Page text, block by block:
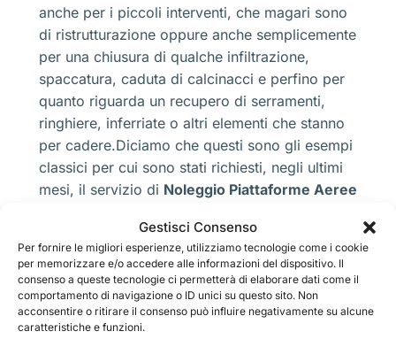
Gestisci Consenso
Per fornire le migliori esperienze, utilizziamo tecnologie come i cookie
per memorizzare e/o accedere alle informazioni del dispositivo. Il
consenso a queste tecnologie ci permetterà di elaborare dati come il
comportamento di navigazione o ID unici su questo sito. Non
acconsentire o ritirare il consenso può influire negativamente su alcune
caratteristiche e funzioni.
anche per i piccoli interventi, che magari sono
di ristrutturazione oppure anche semplicemente
per una chiusura di qualche infiltrazione,
spaccatura, caduta di calcinacci e perfino per
quanto riguarda un recupero di serramenti,
ringhiere, inferriate o altri elementi che stanno
per cadere.Diciamo che questi sono gli esempi
classici per cui sono stati richiesti, negli ultimi
mesi, il servizio di Noleggio Piattaforme Aeree
Noleggio Piattaforme Aeree
Limbiateper quanto uno di questi interventi,
anche se occorre avere una buona manualità
per le manovre e perfino per riuscire ad avere
un controllo maggiore in alcuni movimenti che